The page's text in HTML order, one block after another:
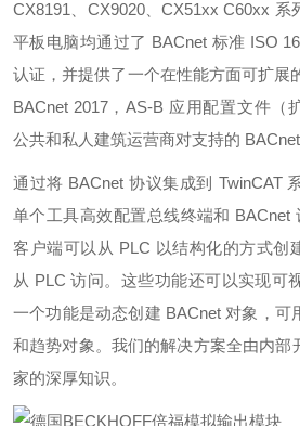
CX8191、CX9020、CX51xx C60xx 系
平板电脑均通过了 BACnet 标准 ISO
认证，并提供了一个在性能方面可扩展
BACnet 2017，AS-B 应用配置文件（
公共和私人建筑运营商对支持的 BACnet
通过将 BACnet 协议集成到 TwinCAT
单个工具高效配置总线终端和 BACnet
客户端可以从 PLC 以结构化的方式创
从 PLC 访问。这些功能还可以实现可
一个功能是动态创建 BACnet 对象，可
和趋势对象。我们的解决方案全由内部
家的深厚知识。